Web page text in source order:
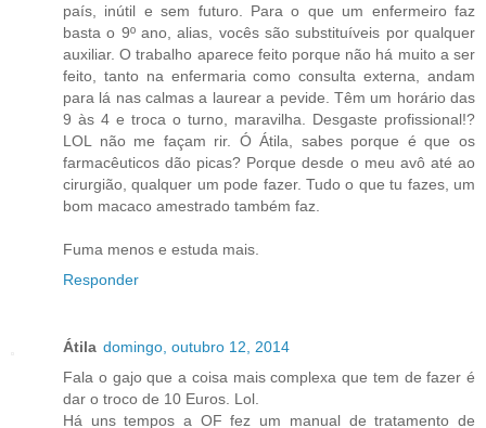
país, inútil e sem futuro. Para o que um enfermeiro faz
basta o 9º ano, alias, vocês são substituíveis por qualquer
auxiliar. O trabalho aparece feito porque não há muito a ser
feito, tanto na enfermaria como consulta externa, andam
para lá nas calmas a laurear a pevide. Têm um horário das
9 às 4 e troca o turno, maravilha. Desgaste profissional!?
LOL não me façam rir. Ó Átila, sabes porque é que os
farmacêuticos dão picas? Porque desde o meu avô até ao
cirurgião, qualquer um pode fazer. Tudo o que tu fazes, um
bom macaco amestrado também faz.
Fuma menos e estuda mais.
Responder
Átila domingo, outubro 12, 2014
Fala o gajo que a coisa mais complexa que tem de fazer é
dar o troco de 10 Euros. Lol.
Há uns tempos a OF fez um manual de tratamento de